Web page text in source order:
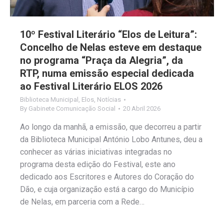
10º Festival Literário “Elos de Leitura”:
Concelho de Nelas esteve em destaque
no programa “Praça da Alegria”, da
RTP, numa emissão especial dedicada
ao Festival Literário ELOS 2026
Biblioteca Municipal Elos Notícias
By Gabinete Comunicação Social 20 Abril 2026
Ao longo da manhã, a emissão, que decorreu a partir
da Biblioteca Municipal António Lobo Antunes, deu a
conhecer as várias iniciativas integradas no
programa desta edição do Festival, este ano
dedicado aos Escritores e Autores do Coração do
Dão, e cuja organização está a cargo do Município
de Nelas, em parceria com a Rede…